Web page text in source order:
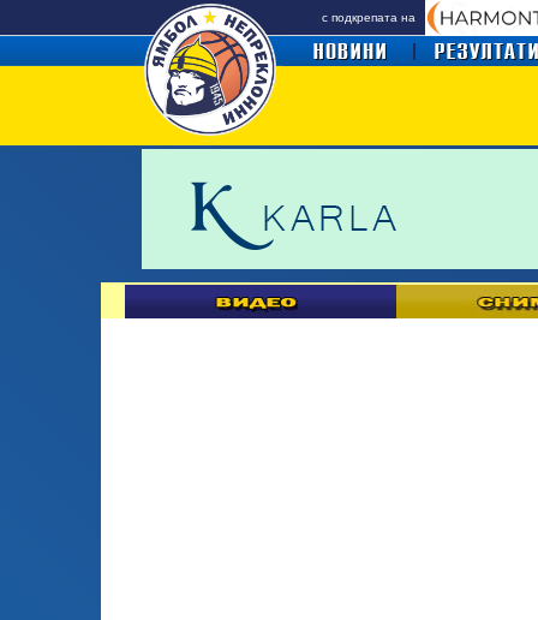
с подкрепата на